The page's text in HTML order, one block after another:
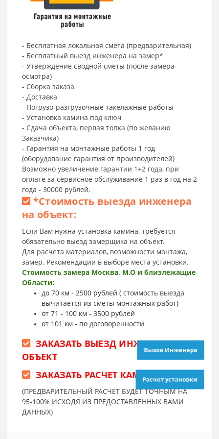
- Бесплатная локальная смета (предварительная)
- Бесплатный выезд инженера на замер*
- Утверждение сводной сметы (после замера-
осмотра)
- Сборка заказа
- Доставка
- Погрузо-разгрузочные такелажные работы
- Установка камина под ключ
- Сдача объекта, первая топка (по желанию
Заказчика)
- Гарантия на монтажные работы 1 год
(оборудование гарантия от производителей)
Возможно увеличение гарантии 1+2 года, при
оплате за сервисное обслуживание 1 раз в год на 2
года - 30000 рублей.
*Стоимость выезда инженера
на объект:
Если Вам нужна установка камина, требуется
обязательно выезд замерщика на объект.
Для расчета материалов, возможности монтажа,
замер. Рекомендации в выборе места установки.
Стоимость замера Москва, М.О и близлежащие
Области:
до 70 км - 2500 рублей ( стоимость выезда
вычитается из сметы монтажных работ)
от 71 - 100 км - 3500 рублей
от 101 км - по договоренности
ЗАКАЗАТЬ ВЫЕЗД ИНЖЕНЕРА НА
ОБЪЕКТ
ЗАКАЗАТЬ РАСЧЕТ КАМИНА
(ПРЕДВАРИТЕЛЬНЫЙ РАСЧЕТ БУДЕТ ТОЧНЫМ НА
95-100% ИСХОДЯ ИЗ ПРЕДОСТАВЛЕННЫХ ВАМИ
ДАННЫХ)
Расчет установки
Вызов Инженера